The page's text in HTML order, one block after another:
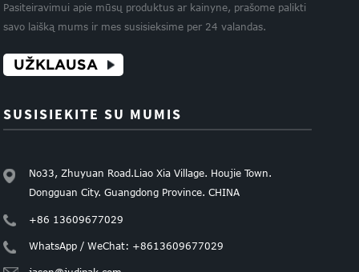
Pasiteiravimui apie mūsų produktus ar kainyne, prašome palikti
savo laišką mums ir mes susisieksime per 24 valandas.
UŽKLAUSA
SUSISIEKITE SU MUMIS
No33, Zhuyuan Road.Liao Xia Village. Houjie Town.
Dongguan City. Guangdong Province. CHINA
+86 13609677029
WhatsApp / WeChat: +8613609677029